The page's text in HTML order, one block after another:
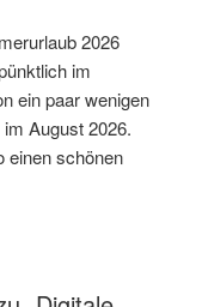
2026
im
ein paar wenigen
August 2026.
einen schönen